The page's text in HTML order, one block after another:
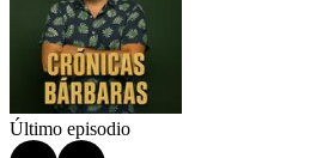
Último episodio